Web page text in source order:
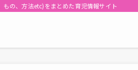
もの、方法etc)をまとめた育児情報サイト